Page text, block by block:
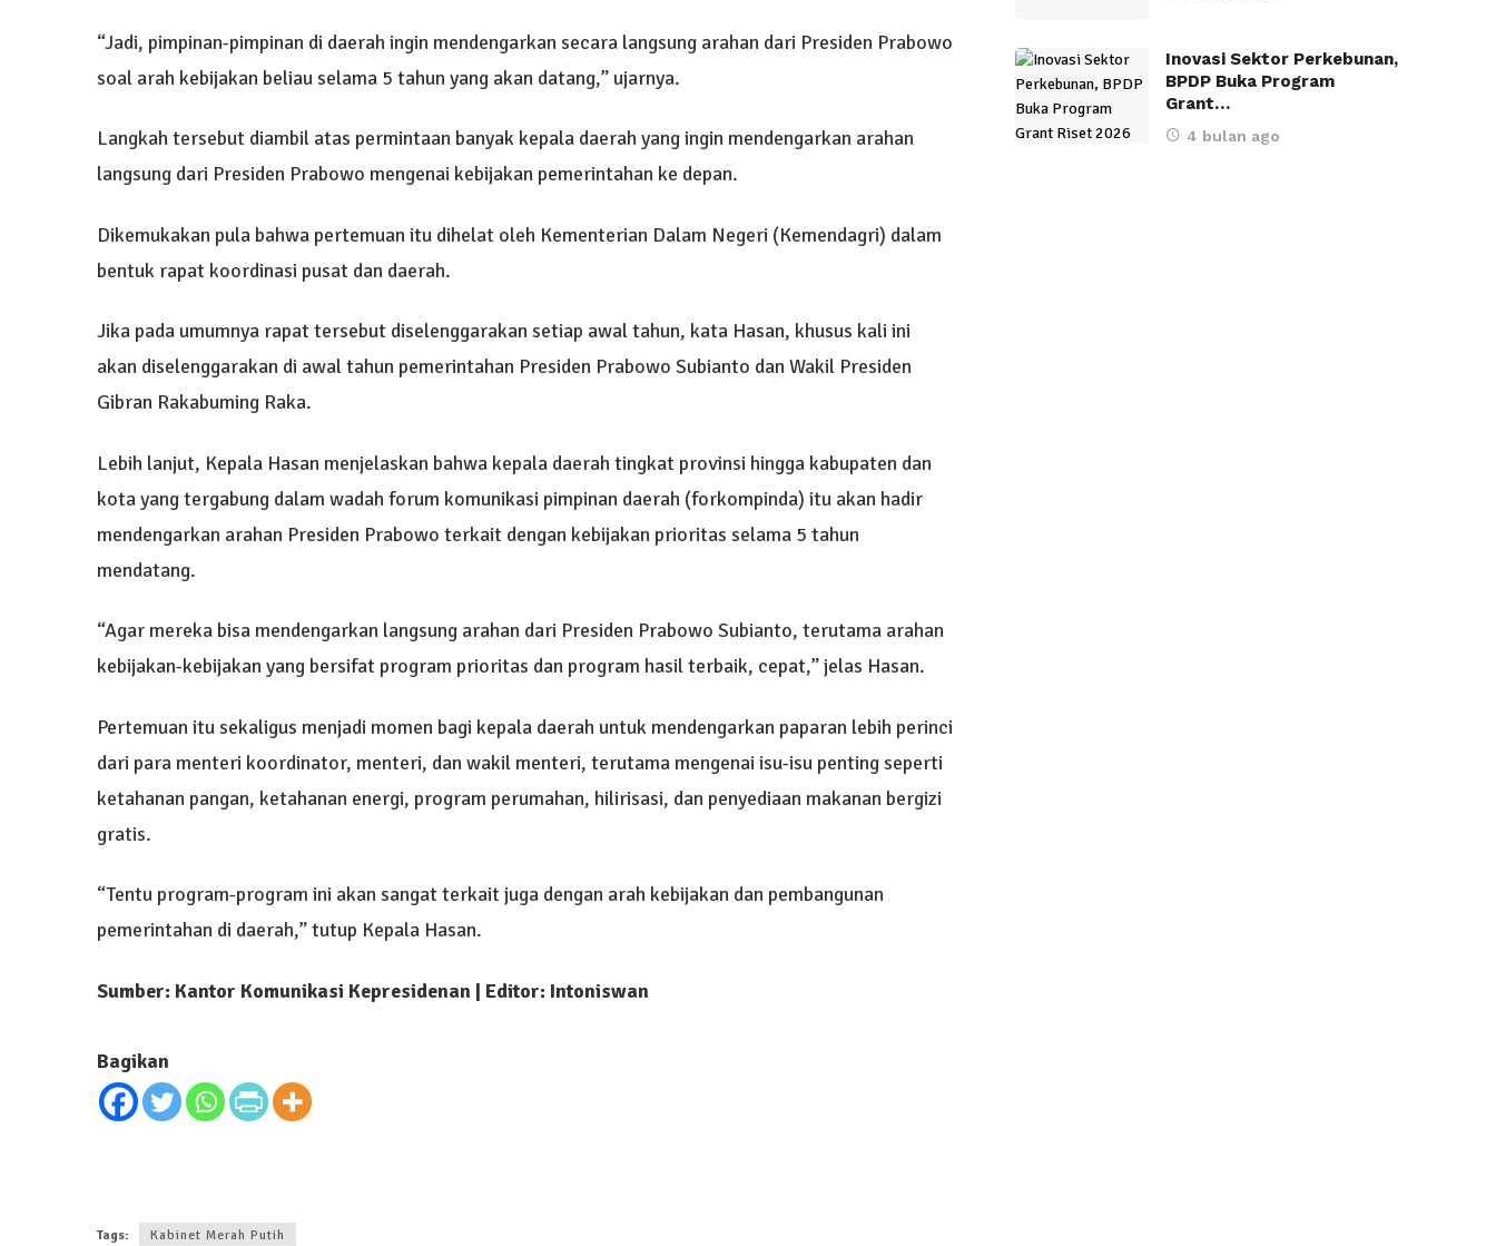
“Jadi, pimpinan-pimpinan di daerah ingin mendengarkan secara langsung arahan dari Presiden Prabowo
soal arah kebijakan beliau selama 5 tahun yang akan datang,” ujarnya.
Langkah tersebut diambil atas permintaan banyak kepala daerah yang ingin mendengarkan arahan
langsung dari Presiden Prabowo mengenai kebijakan pemerintahan ke depan.
Dikemukakan pula bahwa pertemuan itu dihelat oleh Kementerian Dalam Negeri (Kemendagri) dalam
bentuk rapat koordinasi pusat dan daerah.
Jika pada umumnya rapat tersebut diselenggarakan setiap awal tahun, kata Hasan, khusus kali ini
akan diselenggarakan di awal tahun pemerintahan Presiden Prabowo Subianto dan Wakil Presiden
Gibran Rakabuming Raka.
Lebih lanjut, Kepala Hasan menjelaskan bahwa kepala daerah tingkat provinsi hingga kabupaten dan
kota yang tergabung dalam wadah forum komunikasi pimpinan daerah (forkompinda) itu akan hadir
mendengarkan arahan Presiden Prabowo terkait dengan kebijakan prioritas selama 5 tahun
mendatang.
“Agar mereka bisa mendengarkan langsung arahan dari Presiden Prabowo Subianto, terutama arahan
kebijakan-kebijakan yang bersifat program prioritas dan program hasil terbaik, cepat,” jelas Hasan.
Pertemuan itu sekaligus menjadi momen bagi kepala daerah untuk mendengarkan paparan lebih perinci
dari para menteri koordinator, menteri, dan wakil menteri, terutama mengenai isu-isu penting seperti
ketahanan pangan, ketahanan energi, program perumahan, hilirisasi, dan penyediaan makanan bergizi
gratis.
“Tentu program-program ini akan sangat terkait juga dengan arah kebijakan dan pembangunan
pemerintahan di daerah,” tutup Kepala Hasan.
Sumber: Kantor Komunikasi Kepresidenan | Editor: Intoniswan
Bagikan
Tags: Kabinet Merah Putih
Inovasi Sektor Perkebunan,
BPDP Buka Program
Grant…
4 bulan ago